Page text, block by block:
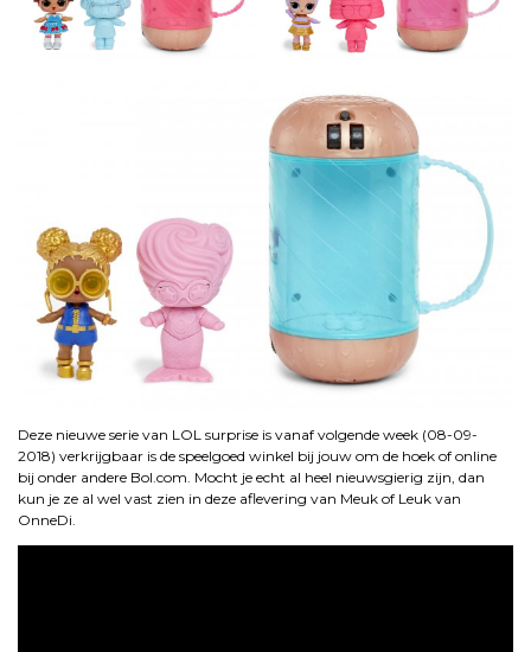
Deze nieuwe serie van LOL surprise is vanaf volgende week (08-09-
2018) verkrijgbaar is de speelgoed winkel bij jouw om de hoek of online
bij onder andere Bol.com. Mocht je echt al heel nieuwsgierig zijn, dan
kun je ze al wel vast zien in deze aflevering van Meuk of Leuk van
OnneDi.